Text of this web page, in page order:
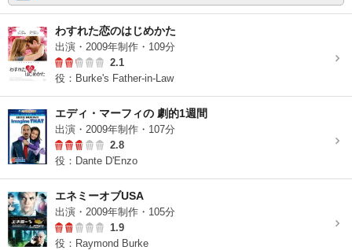
わすれた恋のはじめかた
出演・2009年制作・109分
2.1
役：Burke's Father-in-Law
エディ・マーフィの 劇的1週間
出演・2009年制作・107分
2.8
役：Dante D'Enzo
エネミーオブUSA
出演・2009年制作・105分
1.9
役：Raymond Burke